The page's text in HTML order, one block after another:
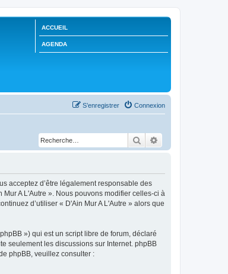
ACCUEIL
AGENDA
Connexion
S’enregistrer
Rechercher
acceptez d’être légalement responsable des
A L'Autre ». Nous pouvons modifier celles-ci à
d’utiliser « D'Ain Mur A L'Autre » alors que
») qui est un script libre de forum, déclaré
seulement les discussions sur Internet. phpBB
phpBB, veuillez consulter :